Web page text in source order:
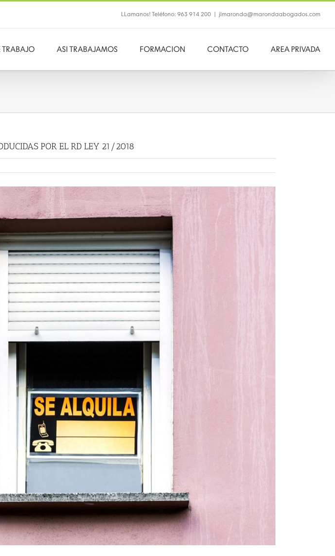
LLamanos! Teléfono: 963 914 200 jlmaronda@marondaabogados.com
TRABAJO ASI TRABAJAMOS FORMACION CONTACTO AREA PRIVADA
POR EL RD LEY 21/2018